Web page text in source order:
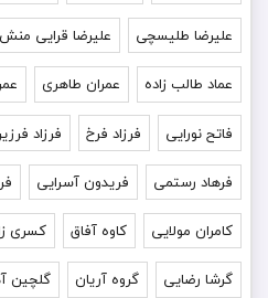
علیرضا طلیسچی علیرضا قرایی منش
عماد طالب زاده عمران طاهری
فاتح نورایی فرزاد فرخ فرزاد
فرهاد رستمی فریدون آسرایی
کامران مولایی کاوه آفاق کسری
گرشا رضایی گروه آریان گلچین